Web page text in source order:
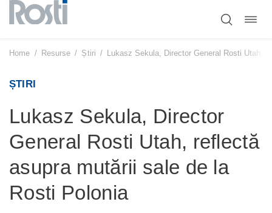
Sari
conținut
Home / Resurse / Știri / Lukasz Sekula, Director General Rosti Utah,
ȘTIRI
Lukasz Sekula, Director
General Rosti Utah, reflectă
asupra mutării sale de la
Rosti Polonia